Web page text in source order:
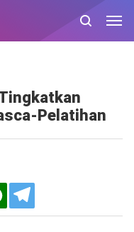
Pelatihan